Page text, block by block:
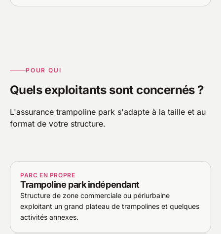
POUR QUI
Quels exploitants sont concernés ?
L'assurance trampoline park s'adapte à la taille et au
format de votre structure.
PARC EN PROPRE
Trampoline park indépendant
Structure de zone commerciale ou périurbaine
exploitant un grand plateau de trampolines et quelques
activités annexes.